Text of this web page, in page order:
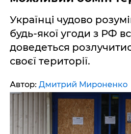
Українці чудово
будь-якої угоди з РФ
доведеться
своєї території.
Автор: Дмитрий Мироненко